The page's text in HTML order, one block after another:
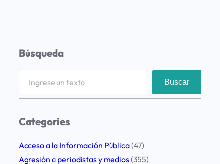
Búsqueda
r
h
Buscar
Categories
Acceso a la Información Pública(47)
Agresión a periodistas y medios(355)